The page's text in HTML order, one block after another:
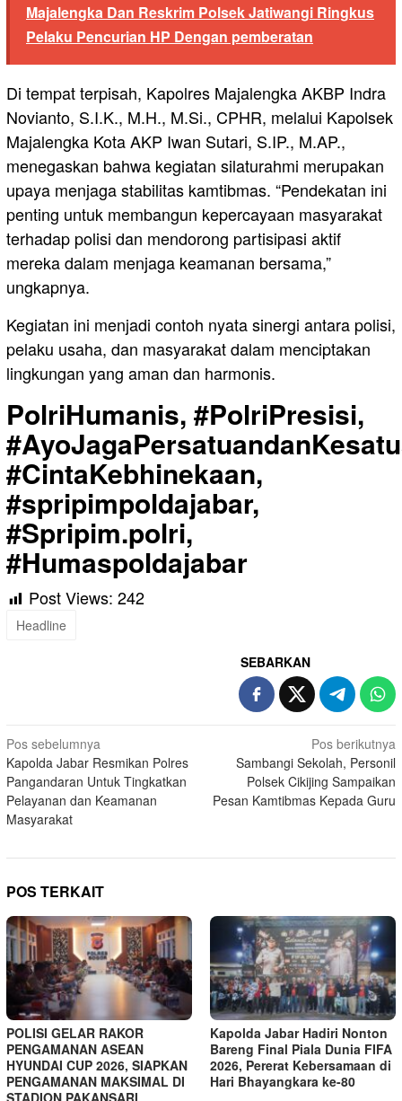
Majalengka Dan Reskrim Polsek Jatiwangi Ringkus
Pelaku Pencurian HP Dengan pemberatan
Di tempat terpisah, Kapolres Majalengka AKBP Indra
Novianto, S.I.K., M.H., M.Si., CPHR, melalui Kapolsek
Majalengka Kota AKP Iwan Sutari, S.IP., M.AP.,
menegaskan bahwa kegiatan silaturahmi merupakan
upaya menjaga stabilitas kamtibmas. “Pendekatan ini
penting untuk membangun kepercayaan masyarakat
terhadap polisi dan mendorong partisipasi aktif
mereka dalam menjaga keamanan bersama,”
ungkapnya.
Kegiatan ini menjadi contoh nyata sinergi antara polisi,
pelaku usaha, dan masyarakat dalam menciptakan
lingkungan yang aman dan harmonis.
PolriHumanis, #PolriPresisi,
#CintaKebhinekaan,
#spripimpoldajabar,
#Spripim.polri,
#Humaspoldajabar
Post Views: 242
Headline
SEBARKAN
Navigasi
pos
Pos sebelumnya
Kapolda Jabar Resmikan Polres
Pangandaran Untuk Tingkatkan
Pelayanan dan Keamanan
Masyarakat
Pos berikutnya
Sambangi Sekolah, Personil
Polsek Cikijing Sampaikan
Pesan Kamtibmas Kepada Guru
POS TERKAIT
POLISI GELAR RAKOR
PENGAMANAN ASEAN
HYUNDAI CUP 2026, SIAPKAN
PENGAMANAN MAKSIMAL DI
Kapolda Jabar Hadiri Nonton
Bareng Final Piala Dunia FIFA
2026, Pererat Kebersamaan di
Hari Bhayangkara ke-80